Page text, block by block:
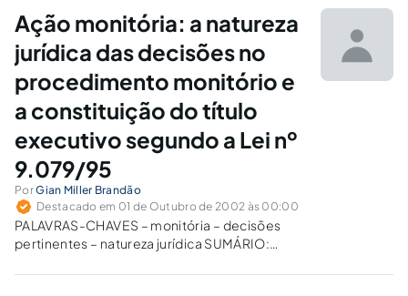
PreliminaresÉ característica dos seres
humanos a permanente busca pela eficiência.
Aliás, não fosse...
Ação monitória: a natureza
jurídica das decisões no
procedimento monitório e
a constituição do título
executivo segundo a Lei nº
9.079/95
PorGian Miller Brandão
Destacado em 01 de Outubro de 2002 às 00:00
PALAVRAS-CHAVES – monitória – decisões
pertinentes – natureza jurídica SUMÁRIO:
Origem Histórica, 1.1.– O Direito, 1.2.– Ação